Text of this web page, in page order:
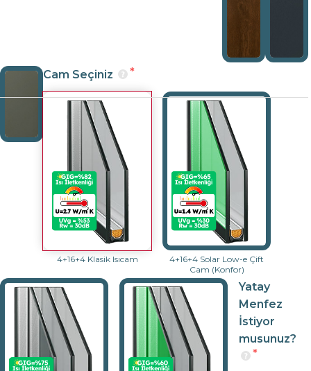
Cam Seçiniz
4+16+4 Klasik Isıcam
4+16+4 Solar Low-e Çift
Cam (Konfor)
Yatay
Menfez
İstiyor
musunuz?